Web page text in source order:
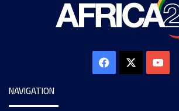
NAVIGATION